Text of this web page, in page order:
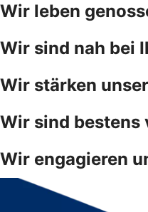
Wir leben
Wir sind nah bei
Wir stärken
Wir sind bestens
Wir engagieren